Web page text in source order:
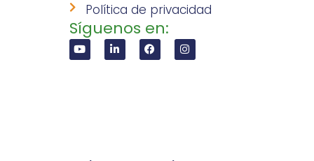
Política de privacidad
Síguenos en: